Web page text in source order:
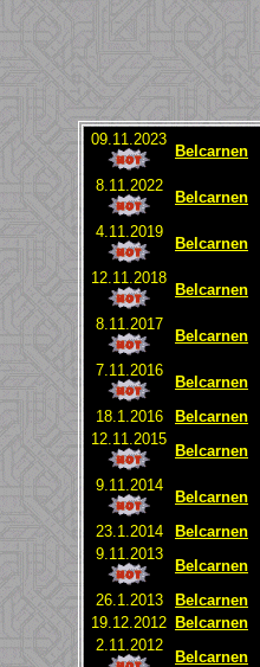
09.11.2023
Belcarnen
8.11.2022
Belcarnen
4.11.2019
Belcarnen
12.11.2018
Belcarnen
8.11.2017
Belcarnen
7.11.2016
Belcarnen
18.1.2016
Belcarnen
12.11.2015
Belcarnen
9.11.2014
Belcarnen
23.1.2014
Belcarnen
9.11.2013
Belcarnen
26.1.2013
Belcarnen
19.12.2012 Belcarnen
2.11.2012
Belcarnen